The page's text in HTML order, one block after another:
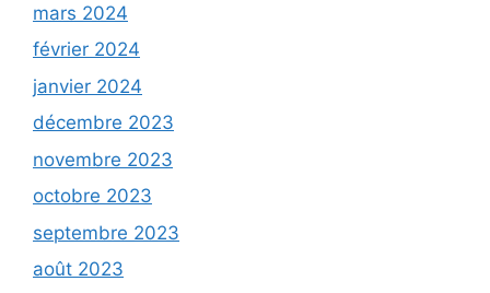
mars 2024
février 2024
janvier 2024
décembre 2023
novembre 2023
octobre 2023
septembre 2023
août 2023